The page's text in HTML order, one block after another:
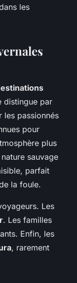
les
distingue par
les passionnés
pour
plus
sauvage
parfait
la foule.
Les
. Les familles
Enfin, les
, rarement